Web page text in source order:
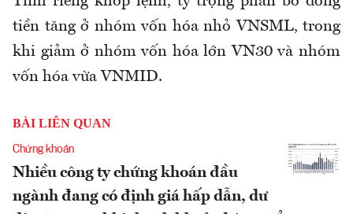
tiền tăng ở nhóm vốn hóa nhỏ VNSML, trong
khi giảm ở nhóm vốn hóa lớn VN30 và nhóm
vốn hóa vừa VNMID.
BÀI LIÊN QUAN
Chứng khoán
Nhiều công ty chứng khoán đầu
ngành đang có định giá hấp dẫn, dư